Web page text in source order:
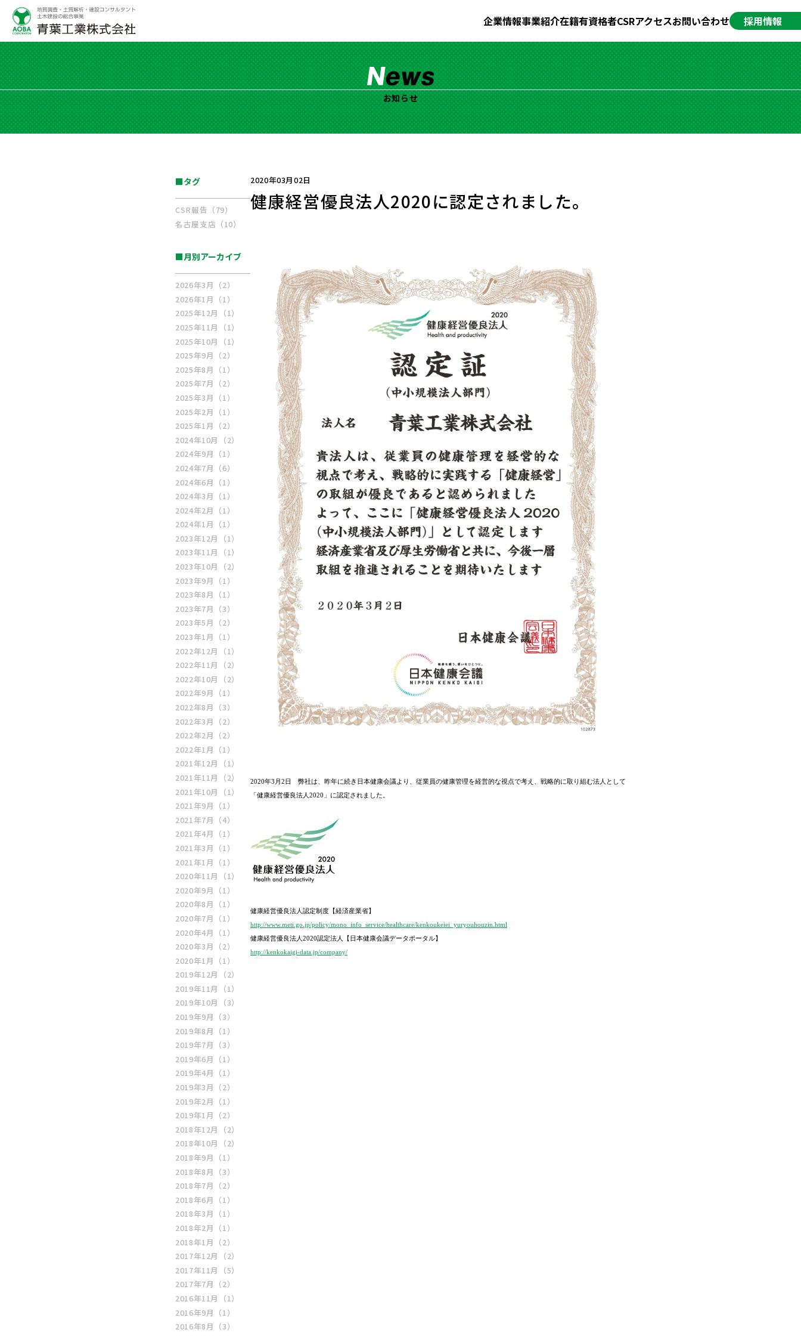
企業情報事業紹介在籍有資格者CSRアクセスお問い合わせ 採用情報
お知らせ
2020年03月02日
健康経営優良法人2020に認定されました。
2020年3月2日 弊社は、昨年に続き日本健康会議より、従業員の健康管理を経営的な視点で考え、戦略的に取り組む法人として
「健康経営優良法人 2020 」に認定されました。
健康経営優良法人認定制度【経済産業省】
http://www.meti.go.jp/policy/mono_info_service/healthcare/kenkoukeiei_yuryouhouzin.html
健康経営優良法人 2020認定法人【日本健康会議データポータル】
http://kenkokaigi-data.jp/company/
■タグ
CSR報告（79）
名古屋支店（10）
■月別アーカイブ
2026年3月 （2）
2026年1月 （1）
2025年12月
（1）
2025年11月
（1）
2025年10月
（1）
2025年9月 （2）
2025年8月 （1）
2025年7月 （2）
2025年3月 （1）
2025年2月 （1）
2025年1月 （2）
2024年10月
（2）
2024年9月 （1）
2024年7月 （6）
2024年6月 （1）
2024年3月 （1）
2024年2月 （1）
2024年1月 （1）
2023年12月
（1）
2023年11月
（1）
2023年10月
（2）
2023年9月 （1）
2023年8月 （1）
2023年7月 （3）
2023年5月 （2）
2023年1月 （1）
2022年12月
（1）
2022年11月
（2）
2022年10月
（2）
2022年9月 （1）
2022年8月 （3）
2022年3月 （2）
2022年2月 （2）
2022年1月 （1）
2021年12月
（1）
2021年11月
（2）
2021年10月
（1）
2021年9月 （1）
2021年7月 （4）
2021年4月 （1）
2021年3月 （1）
2021年1月 （1）
2020年11月
（1）
2020年9月 （1）
2020年8月 （1）
2020年7月 （1）
2020年4月 （1）
2020年3月 （2）
2020年1月 （1）
2019年12月
（2）
2019年11月
（1）
2019年10月
（3）
2019年9月 （3）
2019年8月 （1）
2019年7月 （3）
2019年6月 （1）
2019年4月 （1）
2019年3月 （2）
2019年2月 （1）
2019年1月 （2）
2018年12月
（2）
2018年10月
（2）
2018年9月 （1）
2018年8月 （3）
2018年7月 （2）
2018年6月 （1）
2018年3月 （1）
2018年2月 （1）
2018年1月 （2）
2017年12月
（2）
2017年11月
（5）
2017年7月 （2）
2016年11月
（1）
2016年9月 （1）
2016年8月 （3）